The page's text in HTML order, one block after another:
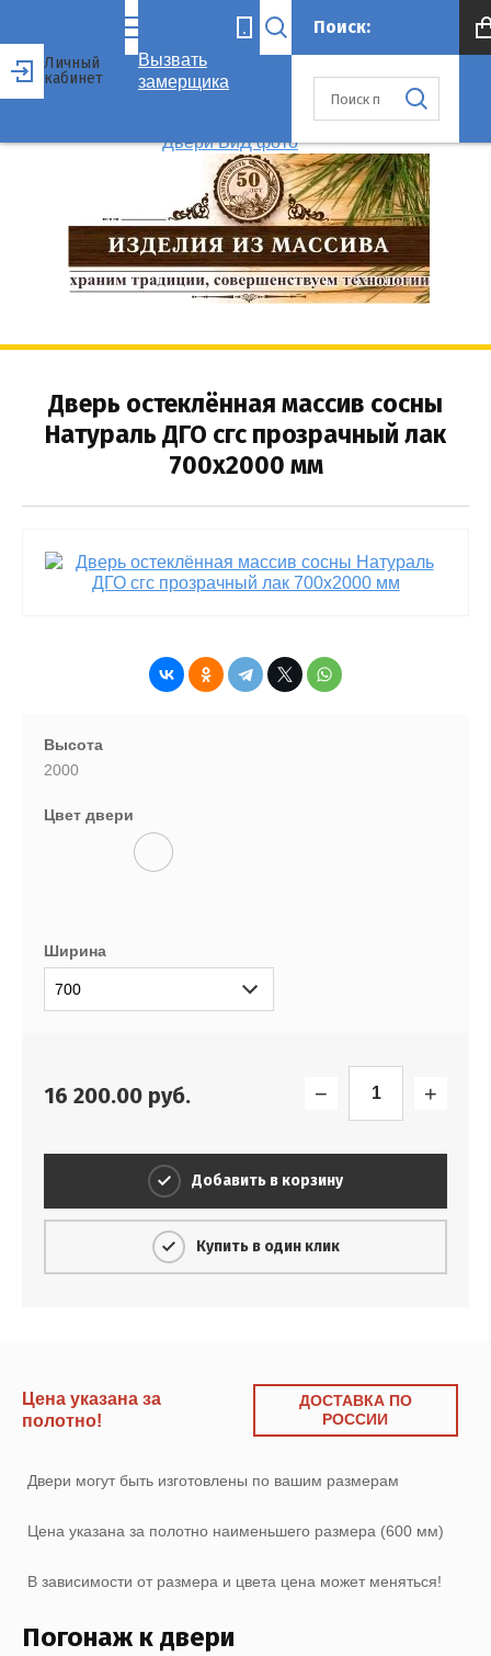
Личный
кабинет
Вызвать
замерщика
Дверь остеклённая массив сосны
Натураль ДГО сгс прозрачный лак
700x2000 мм
Высота
2000
Цвет двери
Ширина
16 200.00 руб. − +
Добавить в корзину
Купить в один клик
Цена указана за
полотно!
ДОСТАВКА ПО
РОССИИ
Двери могут быть изготовлены по вашим размерам
Цена указана за полотно наименьшего размера (600 мм)
В зависимости от размера и цвета цена может меняться!
Погонаж к двери